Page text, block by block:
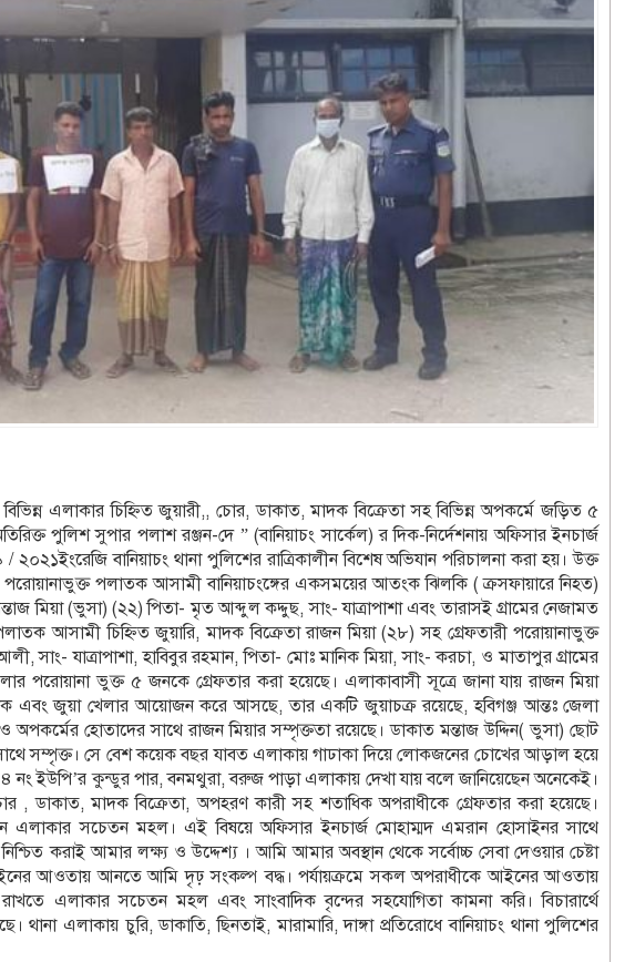
বিভিন্ন এলাকার চিহ্নিত জুয়ারী,, চোর, ডাকাত, মাদক বিক্রেতা সহ বিভিন্ন অপকর্মে জড়িত ৫
পুলিশ সুপার পলাশ রঞ্জন-দে ” (বানিয়াচং সার্কেল) র দিক-নির্দেশনায় অফিসার ইনচার্জ
বানিয়াচং থানা পুলিশের রাত্রিকালীন বিশেষ অভিযান পরিচালনা করা হয়। উক্ত
পরোয়ানাভুক্ত পলাতক আসামী বানিয়াচংঙ্গের একসময়ের আতংক ঝিলকি ( ক্রসফায়ারে নিহত)
মিয়া (ভুসা) (২২) পিতা- মৃত আব্দুল কদ্দুছ, সাং- যাত্রাপাশা এবং তারাসই গ্রামের নেজামত
আসামী চিহ্নিত জুয়ারি, মাদক বিক্রেতা রাজন মিয়া (২৮) সহ গ্রেফতারী পরোয়ানাভুক্ত
যাত্রাপাশা, হাবিবুর রহমান, পিতা- মোঃ মানিক মিয়া, সাং- করচা, ও মাতাপুর গ্রামের
পরোয়ানা ভুক্ত ৫ জনকে গ্রেফতার করা হয়েছে। এলাকাবাসী সূত্রে জানা যায় রাজন মিয়া
মাদক এবং জুয়া খেলার আয়োজন করে আসছে, তার একটি জুয়াচক্র রয়েছে, হবিগঞ্জ আন্তঃ জেলা
অপকর্মের হোতাদের সাথে রাজন মিয়ার সম্পৃক্ততা রয়েছে। ডাকাত মন্তাজ উদ্দিন( ভুসা) ছোট
সম্পৃক্ত। সে বেশ কয়েক বছর যাবত এলাকায় গাঢাকা দিয়ে লোকজনের চোখের আড়াল হয়ে
৪ নং ইউপি’র কুন্ডুর পার, বনমথুরা, বরুজ পাড়া এলাকায় দেখা যায় বলে জানিয়েছেন অনেকেই।
, ডাকাত, মাদক বিক্রেতা, অপহরণ কারী সহ শতাধিক অপরাধীকে গ্রেফতার করা হয়েছে।
এলাকার সচেতন মহল। এই বিষয়ে অফিসার ইনচার্জ মোহাম্মদ এমরান হোসাইনর সাথে
করাই আমার লক্ষ্য ও উদ্দেশ্য । আমি আমার অবস্থান থেকে সর্বোচ্চ সেবা দেওয়ার চেষ্টা
আওতায় আনতে আমি দৃঢ় সংকল্প বদ্ধ। পর্যায়ক্রমে সকল অপরাধীকে আইনের আওতায়
এলাকার সচেতন মহল এবং সাংবাদিক বৃন্দের সহযোগিতা কামনা করি। বিচারার্থে
এলাকায় চুরি, ডাকাতি, ছিনতাই, মারামারি, দাঙ্গা প্রতিরোধে বানিয়াচং থানা পুলিশের